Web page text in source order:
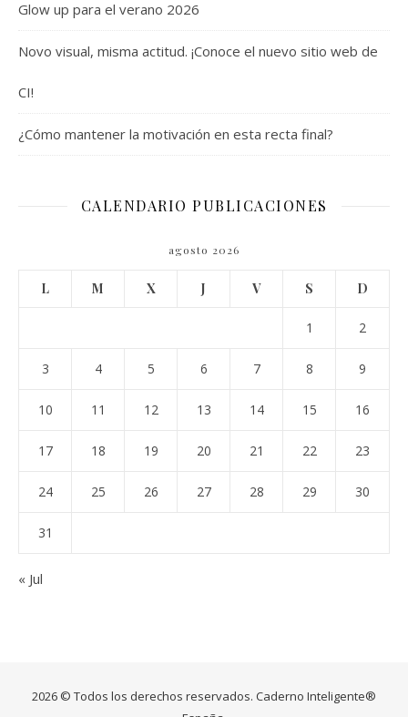
Glow up para el verano 2026
Novo visual, misma actitud. ¡Conoce el nuevo sitio web de
CI!
¿Cómo mantener la motivación en esta recta final?
CALENDARIO PUBLICACIONES
agosto 2026
L M X J V S D
1 2
3 4 5 6 7 8 9
10 11 12 13 14 15 16
17 18 19 20 21 22 23
24 25 26 27 28 29 30
31
« Jul
2026 © Todos los derechos reservados. Caderno Inteligente®